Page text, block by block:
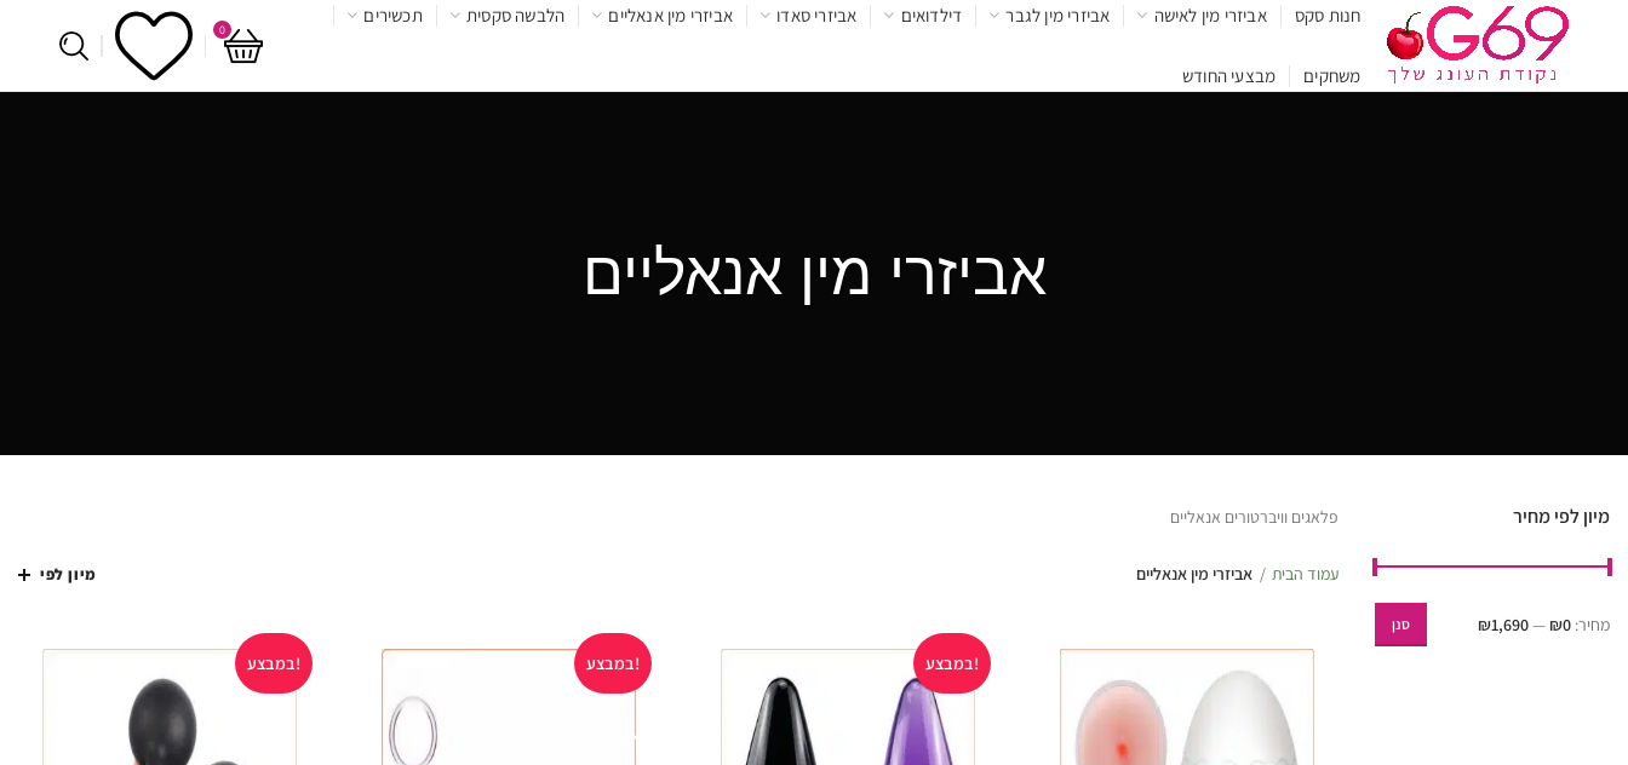
חנות סקס אביזרי מין לאישה אביזרי מין לגבר דילדואים אביזרי סאדו אביזרי מין אנאליים הלבשה סקסית תכשירים
משחקים מבצעי החודש
0
אביזרי מין אנאליים
מיון לפי מחיר
סנן מחיר: ₪0
—
₪1,690
פלאגים וויברטורים אנאליים
עמוד הבית אביזרי מין אנאליים מיון לפי
במבצע! במבצע!
אזל במלאי
במבצע!